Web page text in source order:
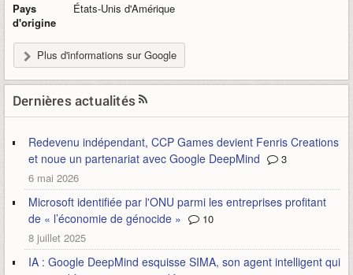
Pays
d'origine
États-Unis d'Amérique
Plus d'informations sur Google
Dernières actualités
Redevenu indépendant, CCP Games devient Fenris Creations
et noue un partenariat avec Google DeepMind
3
6 mai 2026
Microsoft identifiée par l'ONU parmi les entreprises profitant
de « l’économie de génocide »
10
8 juillet 2025
IA : Google DeepMind esquisse SIMA, son agent intelligent qui